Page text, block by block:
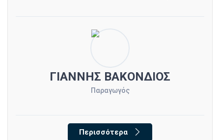
ΓΙΑΝΝΗΣ ΒΑΚΟΝΔΙΟΣ
Παραγωγός
Περισσότερα